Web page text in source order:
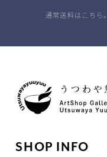
通常送料はこちら。
SHOP INFO